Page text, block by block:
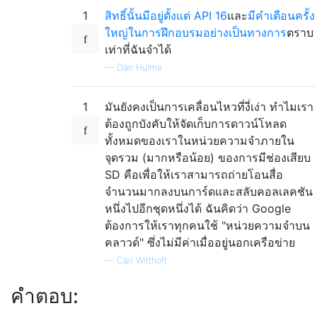
1 สิทธิ์นั้นมีอยู่ตั้งแต่ API 16และมีคำเตือนครั้ง
ใหญ่ในการฝึกอบรมอย่างเป็นทางการตราบ
เท่าที่ฉันจำได้
— Dan Hulme
1
มันยังคงเป็นการเคลื่อนไหวที่งี่เง่า ทำไมเรา
ต้องถูกบังคับให้จัดเก็บการดาวน์โหลด
ทั้งหมดของเราในหน่วยความจำภายใน
จุดรวม (มากหรือน้อย) ของการมีช่องเสียบ
SD คือเพื่อให้เราสามารถถ่ายโอนสื่อ
จำนวนมากลงบนการ์ดและสลับคอลเลคชัน
หนึ่งไปอีกชุดหนึ่งได้ ฉันคิดว่า Google
ต้องการให้เราทุกคนใช้ "หน่วยความจำบน
คลาวด์" ซึ่งไม่มีค่าเมื่ออยู่นอกเครือข่าย
— Carl Witthoft
คำตอบ: